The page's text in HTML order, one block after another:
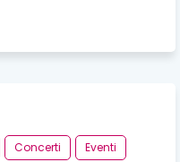
Concerti
Eventi